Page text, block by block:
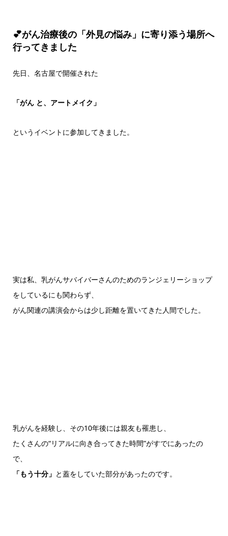
💕がん治療後の「外見の悩み」に寄り添う場所へ
行ってきました
先日、名古屋で開催された
「がん と、アートメイク」
というイベントに参加してきました。
実は私、乳がんサバイバーさんのためのランジェリーショップ
をしているにも関わらず、
がん関連の講演会からは少し距離を置いてきた人間でした。
乳がんを経験し、その10年後には親友も罹患し、
たくさんの“リアルに向き合ってきた時間”がすでにあったの
で、
「もう十分」 と蓋をしていた部分があったのです。